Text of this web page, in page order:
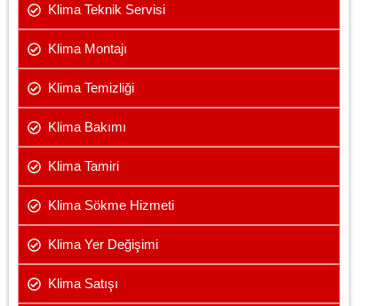
Klima Teknik Servisi
Klima Montajı
Klima Temizliği
Klima Bakımı
Klima Tamiri
Klima Sökme Hizmeti
Klima Yer Değişimi
Klima Satışı